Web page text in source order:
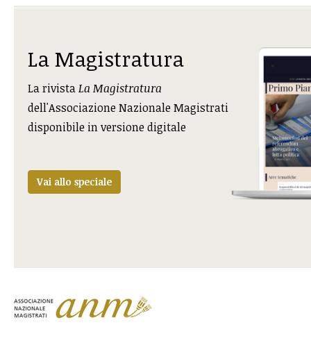
La Magistratura
La rivistaLa Magistratura
dell'Associazione Nazionale Magistrati
disponibile in versione digitale
Vai allo speciale